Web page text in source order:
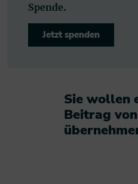
Spende.
Jetzt spenden
Sie wollen
Beitrag